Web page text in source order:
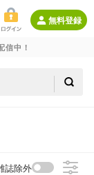
無料登録
信中！
誌除外